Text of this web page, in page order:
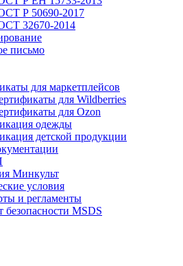
Р 50690-2017
32670-2014
письмо
для маркетплейсов
для Wildberries
для Ozon
одежды
детской продукции
Минкульт
условия
и регламенты
безопасности MSDS